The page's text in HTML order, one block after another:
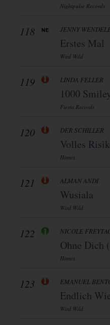
Nightpulse Records
118 JENNY
Erstes Mal
Wird Wild
119 LINDA FELLER
1000
Fiesta Records
120 DER SCHILLER
Volles
Hitmix
121 ALMAN ANDI
Wusiala
Wird Wild
122 NICOLE
Ohne Dich
Hitmix
123 EMANUEL
Endlich
Wird Wild